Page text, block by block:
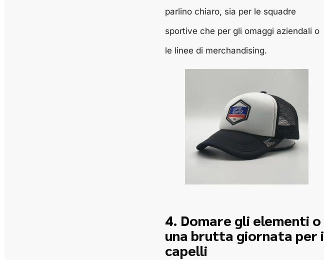
parlino chiaro, sia per le squadre
sportive che per gli omaggi aziendali o
le linee di merchandising.
4. Domare gli elementi o
una brutta giornata per i
capelli